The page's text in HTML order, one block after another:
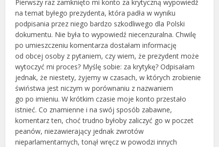
Pierwszy raz zamknięto mi konto za krytyczną wypowiedź
na temat byłego prezydenta, która padła w wyniku
podpisania przez niego bardzo szkodliwego dla Polski
dokumentu. Nie była to wypowiedź niecenzuralna. Chwilę
po umieszczeniu komentarza dostałam informację
od obcej osoby z pytaniem, czy wiem, że prezydent może
wytoczyć mi proces? Myślę sobie: za krytykę? Odpisałam
jednak, że niestety, żyjemy w czasach, w których zrobienie
świństwa jest niczym w porównaniu z nazwaniem
go po imieniu. W krótkim czasie moje konto przestało
istnieć. Co znamienne i na swój sposób zabawne,
komentarz ten, choć trudno byłoby zaliczyć go w poczet
peanów, niezawierający jednak zwrotów
nieparlamentarnych, tonął wręcz w powodzi innych